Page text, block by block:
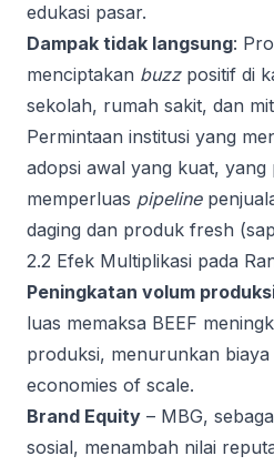
edukasi pasar.
Dampak tidak langsung:
menciptakan buzzpositif di
sekolah, rumah sakit, dan
Permintaan institusi yang
adopsi awal yang kuat, yang
memperluas pipeline
daging dan produk fresh
2.2 Efek Multiplikasi pada
Peningkatan volum
luas memaksa BEEF
produksi, menurunkan
economies of scale.
Brand Equity – MBG,
sosial, menambah nilai